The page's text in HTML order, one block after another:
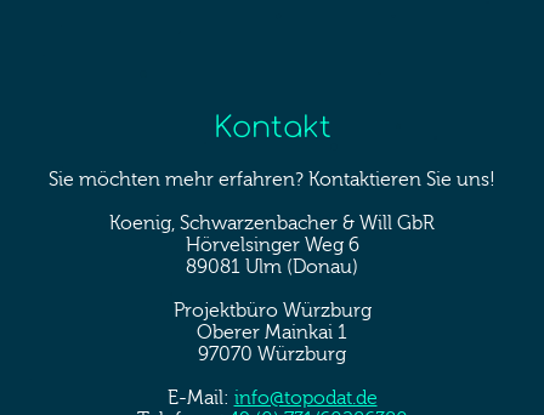
Kontakt
Sie möchten mehr erfahren? Kontaktieren Sie uns!
Koenig, Schwarzenbacher & Will GbR
Hörvelsinger Weg 6
89081 Ulm (Donau)
Projektbüro Würzburg
Oberer Mainkai 1
97070 Würzburg
E-Mail: info@topodat.de